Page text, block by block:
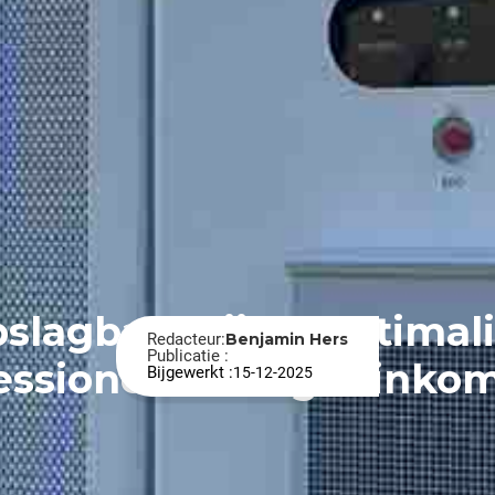
energie-
Redacteur:Benjamin Hers
Publicatie :
Bijgewerkt :15-12-2025